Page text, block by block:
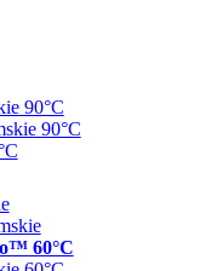
90°C
90°C
60°C